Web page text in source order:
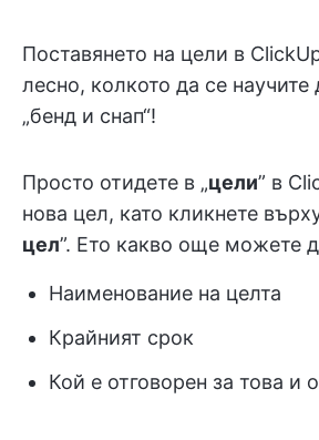
Поставянето на цели в
лесно, колкото да се научите
„бенд и снап“!
Просто отидете в „цели” в
нова цел, като кликнете
цел”. Ето какво още можете
Наименование на целта
Крайният срок
Кой е отговорен за това и